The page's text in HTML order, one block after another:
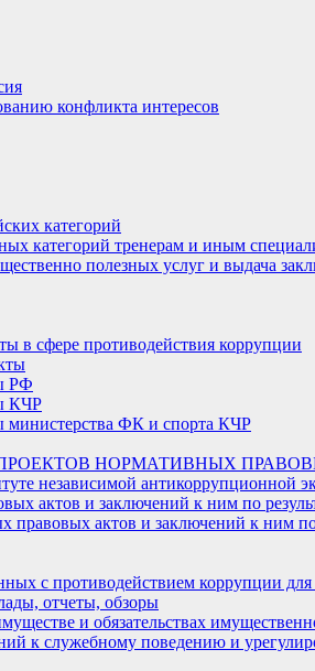
конфликта интересов
категорий
категорий тренерам и иным
полезных услуг и выдача
в сфере противодействия коррупции
РФ
КЧР
министерства ФК и спорта КЧР
НОРМАТИВНЫХ
независимой антикоррупционной
актов и заключений к ним по
правовых актов и заключений к ним по
с противодействием коррупции для
отчеты, обзоры
и обязательствах
к служебному поведению и